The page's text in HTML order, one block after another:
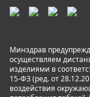
Минздрав
осуществляем
изделиями в
15-ФЗ (ред. от
воздействия